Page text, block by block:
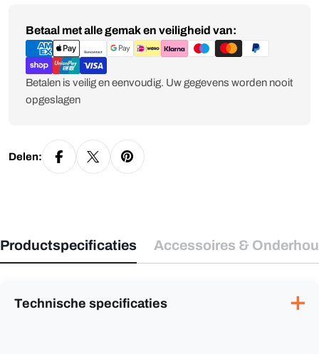
Betaal met alle gemak en veiligheid van:
Betaalmethoden
Betalen is veilig en eenvoudig. Uw gegevens worden nooit
opgeslagen
Delen:
Productspecificaties Accessoires &
Technische specificaties ✕